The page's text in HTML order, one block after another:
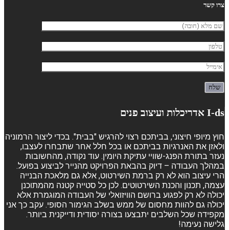
צרו קשר
I-ds אדריכלות ועיצוב פנים
חוץ מיופי חיצוני, בביתכם רצוי להרגיש "בבית". בכדי ליצור הרמוניה
ולאזן את האנרגיות בביתכם או בכל חלל אחר שתבחרו לעצבו,
נעזר בתורת הפנג-שוויי עתיקת היומין. עוד נקודה, מהחשובות
במהלך העבודה – דיוק בהבאת הפרויקט מהנייר לביצוע בפועל.
הרי עיצוב הוא לא רק ברמת השירטוט, אלא גם מלאכת הבנייה
עצמה, תכנון והכנת השירטוטים. לכן כל סטייה קטנה מהמתוכנן
יכולה לא רק לפגוע ברושם הוויזואלי של העבודה המוגמרת אלא
יכולה גם להוות מחסום של ממש בשלב הגימור הסופי. עקב כך אני
מקפידה שכל השלבים יתבצעו בצורה יסודית ודייקנית ביותר.
גלישה נעימה!